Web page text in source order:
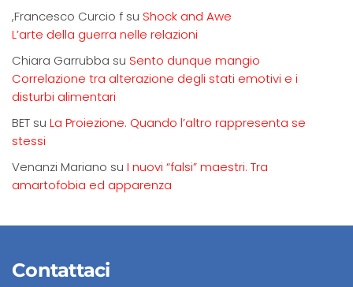
,Francesco Curcio f su Shock and Awe
L’arte della guerra nelle relazioni
Chiara Garrubba su Sento dunque mangio
Correlazione tra alterazione degli stati emotivi e i
disturbi alimentari
BET su La Proiezione. Quando l’altro rappresenta se
stessi
Venanzi Mariano su I nuovi “falsi” maestri. Tra
amartofobia ed apparenza
Contattaci